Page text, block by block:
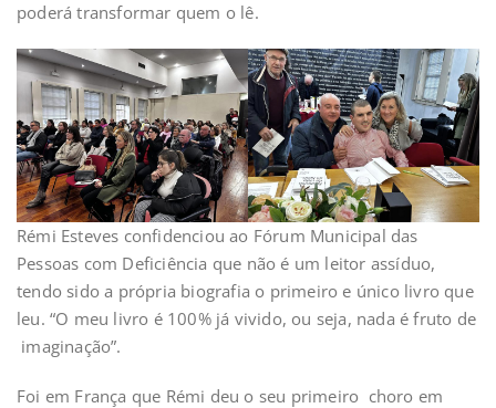
poderá transformar quem o lê.
Rémi Esteves confidenciou ao Fórum Municipal das
Pessoas com Deficiência que não é um leitor assíduo,
tendo sido a própria biografia o primeiro e único livro que
leu. “O meu livro é 100% já vivido, ou seja, nada é fruto de
imaginação”.
Foi em França que Rémi deu o seu primeiro choro em